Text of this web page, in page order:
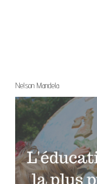
Nelson Mandela